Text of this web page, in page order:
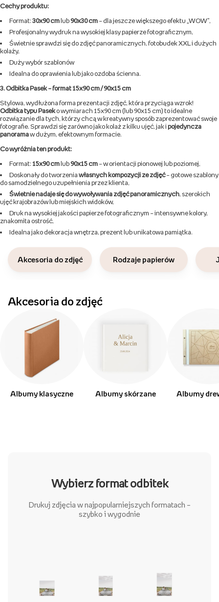
Cechy produktu:
Format: 30x90 cmlub90x30 cm – dla jeszcze większego efektu „WOW”,
Profesjonalny wydruk na wysokiej klasy papierze fotograficznym,
Świetnie sprawdzi się do zdjęć panoramicznych, fotobudek XXL i dużych
kolaży,
Duży wybór szablonów
Idealna do oprawienia lub jako ozdoba ścienna.
3. Odbitka Pasek – format 15x90 cm / 90x15 cm
Stylowa, wydłużona forma prezentacji zdjęć, która przyciąga wzrok!
Odbitka typu Paseko wymiarach 15x90 cm (lub 90x15 cm) to idealne
rozwiązanie dla tych, którzy chcą w kreatywny sposób zaprezentować swoje
fotografie. Sprawdzi się zarówno jako kolaż z kilku ujęć, jak i pojedyncza
panoramaw dużym, efektownym formacie.
Co wyróżnia ten produkt:
Format: 15x90 cmlub90x15 cm – w orientacji pionowej lub poziomej,
Doskonały do tworzenia własnych kompozycji ze zdjęć– gotowe szablony
do samodzielnego uzupełnienia przez klienta,
Świetnie nadaje się do wywoływania zdjęć panoramicznych , szerokich
ujęć krajobrazów lub miejskich widoków,
Druk na wysokiej jakości papierze fotograficznym – intensywne kolory,
znakomita ostrość,
Idealna jako dekoracja wnętrza, prezent lub unikatowa pamiątka.
Akcesoria do zdjęć Rodzaje papierów
Akcesoria do zdjęć
Albumy klasyczne Albumy skórzane Albumy
Wybierz format odbitek
Drukuj zdjęcia w najpopularniejszych formatach –
szybko i wygodnie